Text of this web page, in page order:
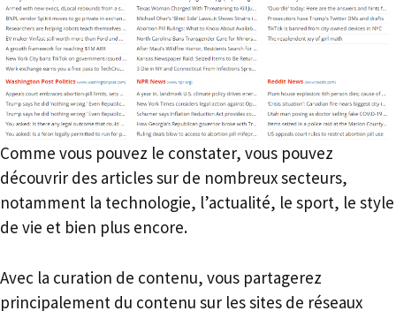
Comme vous pouvez le constater, vous pouvez
découvrir des articles sur de nombreux secteurs,
notamment la technologie, l’actualité, le sport, le style
de vie et bien plus encore.
Avec la curation de contenu, vous partagerez
principalement du contenu sur les sites de réseaux